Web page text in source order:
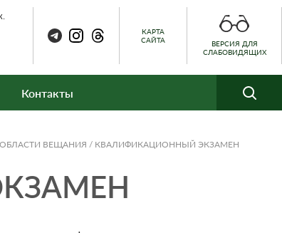
КАРТА
САЙТА
ВЕРСИЯ ДЛЯ
СЛАБОВИДЯЩИХ
Контакты
ВЕЩАНИЯ / КВАЛИФИКАЦИОННЫЙ ЭКЗАМЕН